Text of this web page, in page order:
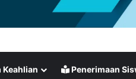
Penerimaan